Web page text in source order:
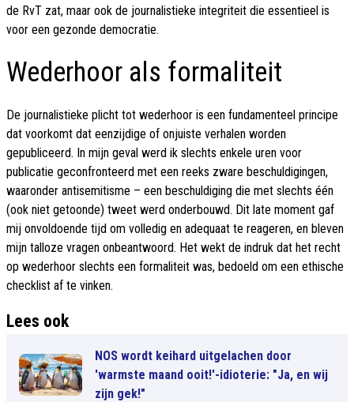
de RvT zat, maar ook de journalistieke integriteit die essentieel is
voor een gezonde democratie.
Wederhoor als formaliteit
De journalistieke plicht tot wederhoor is een fundamenteel principe
dat voorkomt dat eenzijdige of onjuiste verhalen worden
gepubliceerd. In mijn geval werd ik slechts enkele uren voor
publicatie geconfronteerd met een reeks zware beschuldigingen,
waaronder antisemitisme – een beschuldiging die met slechts één
(ook niet getoonde) tweet werd onderbouwd. Dit late moment gaf
mij onvoldoende tijd om volledig en adequaat te reageren, en bleven
mijn talloze vragen onbeantwoord. Het wekt de indruk dat het recht
op wederhoor slechts een formaliteit was, bedoeld om een ethische
checklist af te vinken.
Lees ook
NOS wordt keihard uitgelachen door
'warmste maand ooit!'-idioterie: "Ja, en wij
zijn gek!"